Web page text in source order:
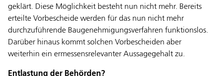
geklärt. Diese Möglichkeit besteht nun nicht mehr. Bereits
erteilte Vorbescheide werden für das nun nicht mehr
durchzuführende Baugenehmigungsverfahren funktionslos.
Darüber hinaus kommt solchen Vorbescheiden aber
weiterhin ein ermessensrelevanter Aussagegehalt zu.
Entlastung der Behörden?